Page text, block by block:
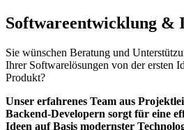
Softwareentwicklung &
Sie wünschen Beratung und
Ihrer Softwarelösungen von der ersten
Produkt?
Unser erfahrenes Team aus
Backend-Developern sorgt für eine
Ideen auf Basis modernster